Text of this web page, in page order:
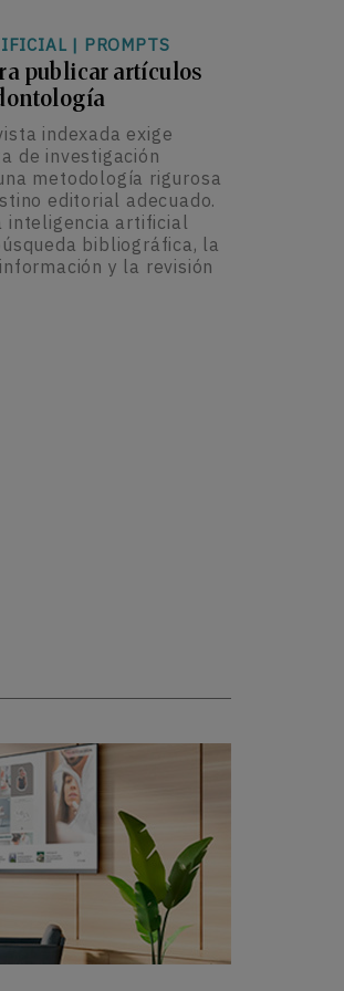
| PROMPTS
publicar artículos
indexada exige
de investigación
metodología rigurosa
editorial adecuado.
inteligencia artificial
bibliográfica, la
y la revisión